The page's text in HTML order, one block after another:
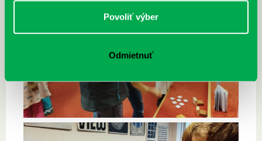
Povoliť výber
Odmietnuť